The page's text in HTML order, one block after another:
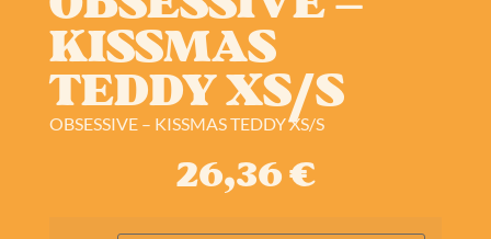
KISSMAS
TEDDY XS/S
OBSESSIVE – KISSMAS TEDDY XS/S
26,36€